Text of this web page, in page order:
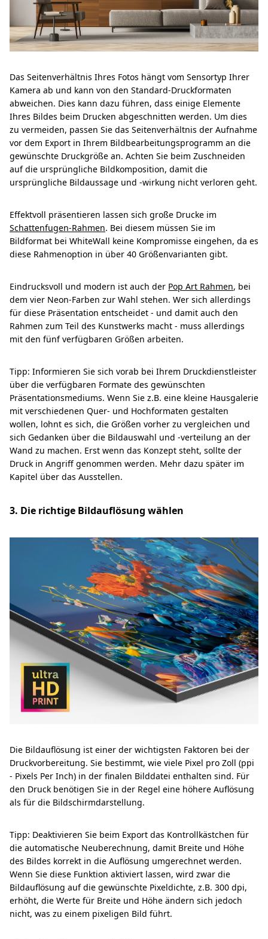
Das Seitenverhältnis Ihres Fotos hängt vom Sensortyp Ihrer
Kamera ab und kann von den Standard-Druckformaten
abweichen. Dies kann dazu führen, dass einige Elemente
Ihres Bildes beim Drucken abgeschnitten werden. Um dies
zu vermeiden, passen Sie das Seitenverhältnis der Aufnahme
vor dem Export in Ihrem Bildbearbeitungsprogramm an die
gewünschte Druckgröße an. Achten Sie beim Zuschneiden
auf die ursprüngliche Bildkomposition, damit die
ursprüngliche Bildaussage und -wirkung nicht verloren geht.
Effektvoll präsentieren lassen sich große Drucke im
Schattenfugen-Rahmen. Bei diesem müssen Sie im
Bildformat bei WhiteWall keine Kompromisse eingehen, da es
diese Rahmenoption in über 40 Größenvarianten gibt.
Eindrucksvoll und modern ist auch der Pop Art Rahmen, bei
dem vier Neon-Farben zur Wahl stehen. Wer sich allerdings
für diese Präsentation entscheidet - und damit auch den
Rahmen zum Teil des Kunstwerks macht - muss allerdings
mit den fünf verfügbaren Größen arbeiten.
Tipp: Informieren Sie sich vorab bei Ihrem Druckdienstleister
über die verfügbaren Formate des gewünschten
Präsentationsmediums. Wenn Sie z.B. eine kleine Hausgalerie
mit verschiedenen Quer- und Hochformaten gestalten
wollen, lohnt es sich, die Größen vorher zu vergleichen und
sich Gedanken über die Bildauswahl und -verteilung an der
Wand zu machen. Erst wenn das Konzept steht, sollte der
Druck in Angriff genommen werden. Mehr dazu später im
Kapitel über das Ausstellen.
3. Die richtige Bildauflösung wählen
Die Bildauflösung ist einer der wichtigsten Faktoren bei der
Druckvorbereitung. Sie bestimmt, wie viele Pixel pro Zoll (ppi
- Pixels Per Inch) in der finalen Bilddatei enthalten sind. Für
den Druck benötigen Sie in der Regel eine höhere Auflösung
als für die Bildschirmdarstellung.
Tipp: Deaktivieren Sie beim Export das Kontrollkästchen für
die automatische Neuberechnung, damit Breite und Höhe
des Bildes korrekt in die Auflösung umgerechnet werden.
Wenn Sie diese Funktion aktiviert lassen, wird zwar die
Bildauflösung auf die gewünschte Pixeldichte, z.B. 300 dpi,
erhöht, die Werte für Breite und Höhe ändern sich jedoch
nicht, was zu einem pixeligen Bild führt.